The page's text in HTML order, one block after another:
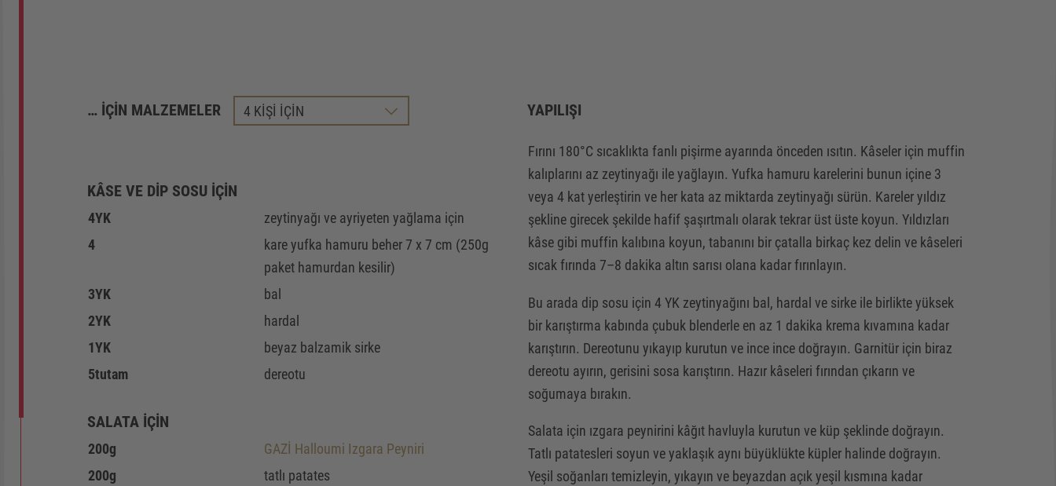
… IÇIN MALZEMELER
KÂSE VE DİP SOSU İÇİN
4YK
zeytinyağı ve ayriyeten yağlama için
4
kare yufka hamuru beher 7 x 7 cm (250g
paket hamurdan kesilir)
3YK
bal
2YK
hardal
1YK
beyaz balzamik sirke
5tutam dereotu
SALATA İÇİN
200g
GAZİ Halloumi Izgara Peyniri
200g
tatlı patates
YAPILIŞI
Fırını 180°C sıcaklıkta fanlı pişirme ayarında önceden ısıtın. Kâseler için muffin
kalıplarını az zeytinyağı ile yağlayın. Yufka hamuru karelerini bunun içine 3
veya 4 kat yerleştirin ve her kata az miktarda zeytinyağı sürün. Kareler yıldız
şekline girecek şekilde hafif şaşırtmalı olarak tekrar üst üste koyun. Yıldızları
kâse gibi muffin kalıbına koyun, tabanını bir çatalla birkaç kez delin ve kâseleri
sıcak fırında 7–8 dakika altın sarısı olana kadar fırınlayın.
Bu arada dip sosu için 4 YK zeytinyağını bal, hardal ve sirke ile birlikte yüksek
bir karıştırma kabında çubuk blenderle en az 1 dakika krema kıvamına kadar
karıştırın. Dereotunu yıkayıp kurutun ve ince ince doğrayın. Garnitür için biraz
dereotu ayırın, gerisini sosa karıştırın. Hazır kâseleri fırından çıkarın ve
soğumaya bırakın.
Salata için ızgara peynirini kâğıt havluyla kurutun ve küp şeklinde doğrayın.
Tatlı patatesleri soyun ve yaklaşık aynı büyüklükte küpler halinde doğrayın.
Yeşil soğanları temizleyin, yıkayın ve beyazdan açık yeşil kısmına kadar
DAHA SORULARINIZ MI VAR?
SİZE SEVEREK YARDIM EDELİM!